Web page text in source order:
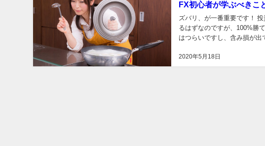
FX初心者が学ぶべきこ
2020年5月18日
ズバリ、が一番重要です！
るはずなのですが、100%勝
はつらいですし、含み損が